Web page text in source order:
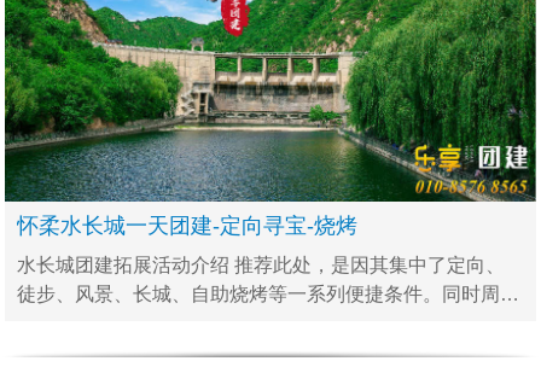
怀柔水长城一天团建-定向寻宝-烧烤
水长城团建拓展活动介绍 推荐此处，是因其集中了定向、
徒步、风景、长城、自助烧烤等一系列便捷条件。同时周边
07：3009：00 预定地点集合(车上备有饮用水)，乘车出发